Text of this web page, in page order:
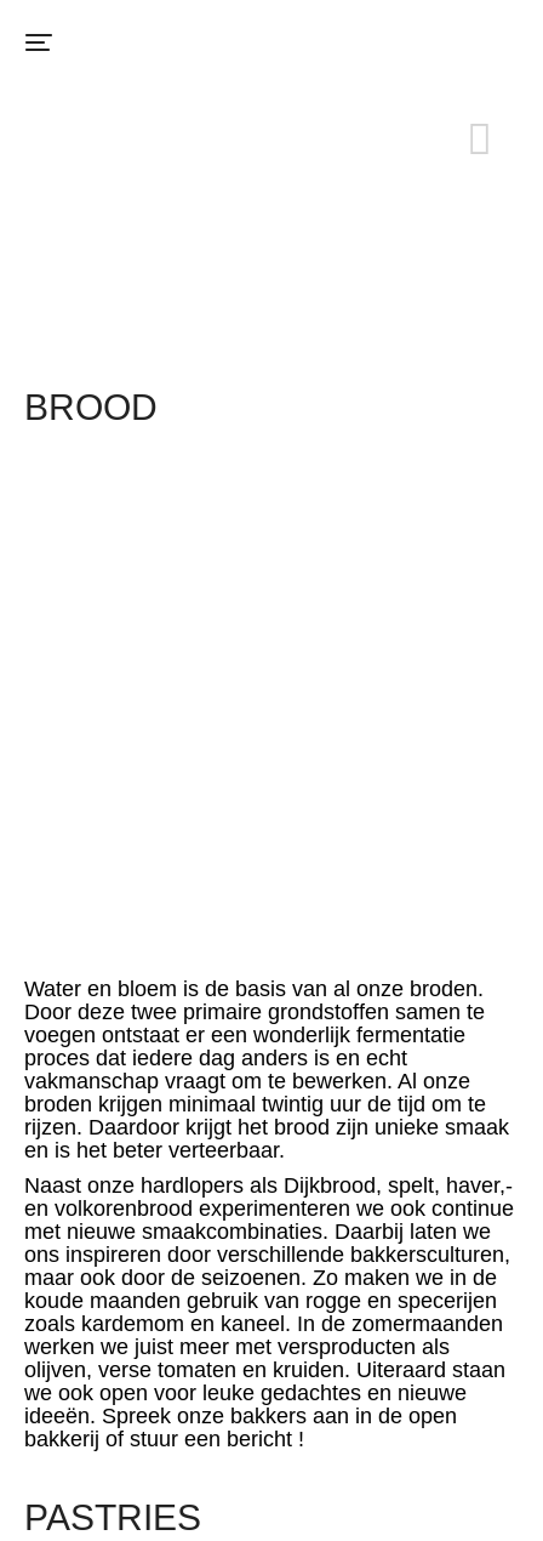
BROOD
Water en bloem is de basis van al onze broden.
Door deze twee primaire grondstoffen samen te
voegen ontstaat er een wonderlijk fermentatie
proces dat iedere dag anders is en echt
vakmanschap vraagt om te bewerken. Al onze
broden krijgen minimaal twintig uur de tijd om te
rijzen. Daardoor krijgt het brood zijn unieke smaak
en is het beter verteerbaar.
Naast onze hardlopers als Dijkbrood, spelt, haver,-
en volkorenbrood experimenteren we ook continue
met nieuwe smaakcombinaties. Daarbij laten we
ons inspireren door verschillende bakkersculturen,
maar ook door de seizoenen. Zo maken we in de
koude maanden gebruik van rogge en specerijen
zoals kardemom en kaneel. In de zomermaanden
werken we juist meer met versproducten als
olijven, verse tomaten en kruiden. Uiteraard staan
we ook open voor leuke gedachtes en nieuwe
ideeën. Spreek onze bakkers aan in de open
bakkerij of stuur een bericht !
PASTRIES